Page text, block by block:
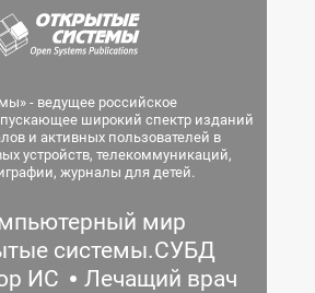
- ведущее российское
широкий спектр изданий
и активных пользователей в
устройств, телекоммуникаций,
журналы для детей.
мир
системы.СУБД
ИС
Лечащий врач